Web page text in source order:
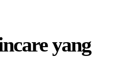
yang